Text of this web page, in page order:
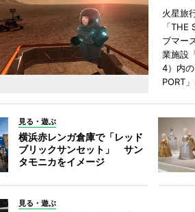
火星旅
「THE
ブマー
業施設
4）内
PORT
見る・遊ぶ
横浜赤レンガ倉庫で「レッド
ブリックサンセット」 サン
タモニカをイメージ
見る・遊ぶ